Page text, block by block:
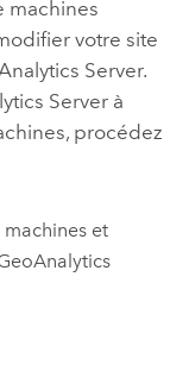
machines
votre site
Server.
Serverà
procédez
et